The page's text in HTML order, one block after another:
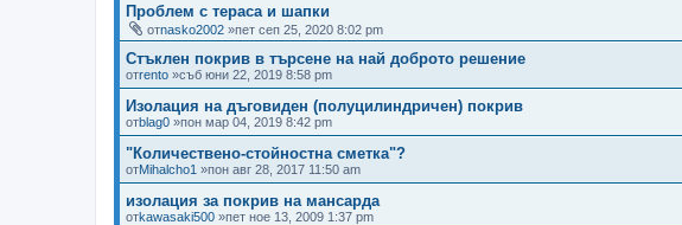
Проблем с тераса и шапки
отnasko2002 »пет сеп 25, 2020 8:02 pm
Стъклен покрив в търсене на най доброто решение
отrento »съб юни 22, 2019 8:58 pm
Изолация на дъговиден (полуцилиндричен) покрив
отblag0 »пон мар 04, 2019 8:42 pm
"Количествено-стойностна сметка"?
отMihalcho1 »пон авг 28, 2017 11:50 am
изолация за покрив на мансарда
отkawasaki500 »пет ное 13, 2009 1:37 pm